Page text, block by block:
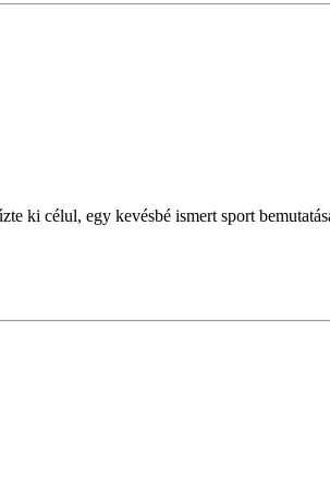
ki célul, egy kevésbé ismert sport